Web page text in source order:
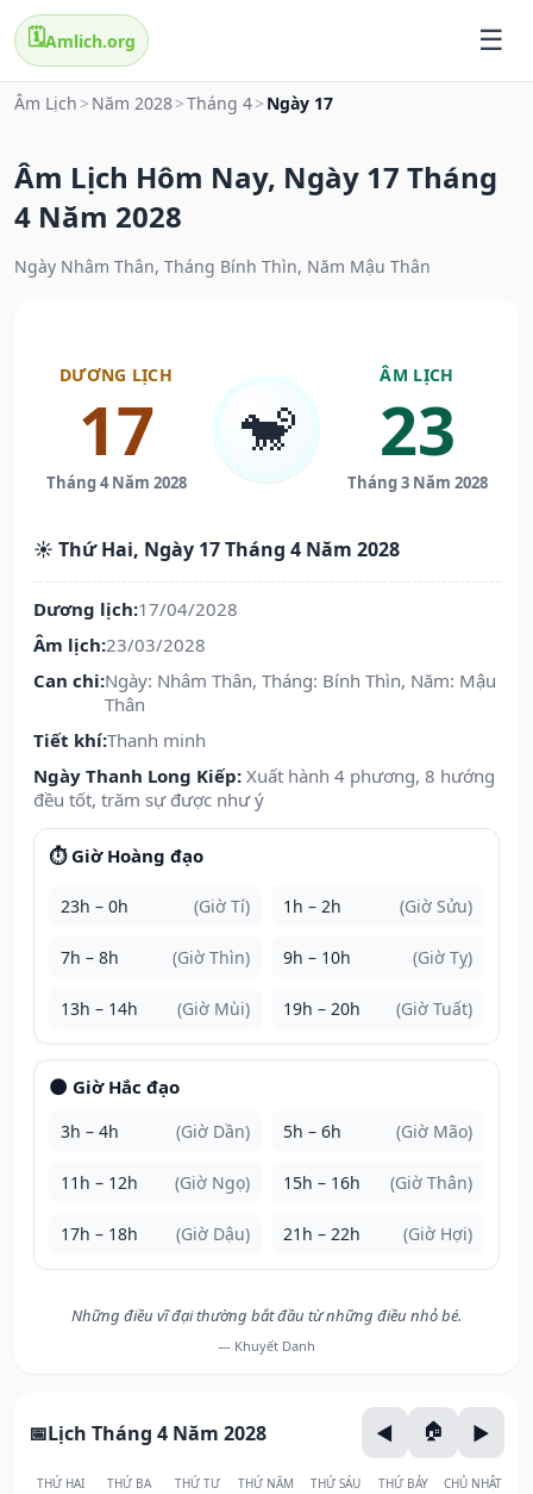
🗓️Amlich.org
Âm Lịch > Năm 2028>Tháng 4> Ngày 17
Âm Lịch Hôm Nay, Ngày 17 Tháng
4 Năm 2028
Ngày Nhâm Thân, Tháng Bính Thìn, Năm Mậu Thân
DƯƠNG LỊCH
17
Tháng 4 Năm 2028
🐒
ÂM LỊCH
23
Tháng 3 Năm 2028
☀️ Thứ Hai, Ngày 17 Tháng 4 Năm 2028
Dương lịch:17/04/2028
Âm lịch:23/03/2028
Can chi:Ngày: Nhâm Thân, Tháng: Bính Thìn, Năm: Mậu
Thân
Tiết khí:Thanh minh
Ngày Thanh Long Kiếp: Xuất hành 4 phương, 8 hướng
đều tốt, trăm sự được như ý
⏱️ Giờ Hoàng đạo
23h – 0h (Giờ Tí) 1h – 2h (Giờ Sửu)
7h – 8h (Giờ Thìn) 9h – 10h (Giờ Tỵ)
13h – 14h (Giờ Mùi) 19h – 20h (Giờ Tuất)
🌑 Giờ Hắc đạo
3h – 4h (Giờ Dần) 5h – 6h (Giờ Mão)
11h – 12h (Giờ Ngọ) 15h – 16h (Giờ Thân)
17h – 18h (Giờ Dậu) 21h – 22h (Giờ Hợi)
Những điều vĩ đại thường bắt đầu từ những điều nhỏ bé.
— Khuyết Danh
Lịch Tháng 4 Năm 2028
THỨ HAI THỨ BA THỨ TƯ THỨ NĂM THỨ SÁU THỨ BẢY CHỦ NHẬT